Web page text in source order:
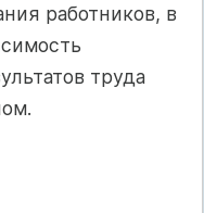
работников, в
труда